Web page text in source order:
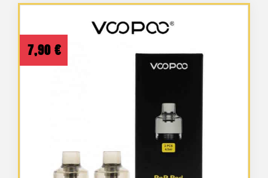
7,90 €